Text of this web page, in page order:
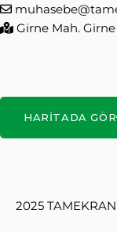
Girne Mah.
HARITADA GÖR
2025